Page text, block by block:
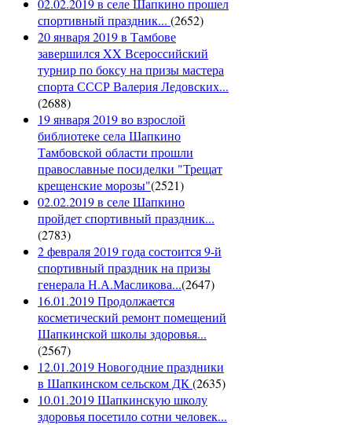
02.02.2019 в селе Шапкино прошел
спортивный праздник... (2652)
20 января 2019 в Тамбове
завершился XX Всероссийский
турнир по боксу на призы мастера
спорта СССР Валерия Ледовских...
(2688)
19 января 2019 во взрослой
библиотеке села Шапкино
Тамбовской области прошли
православные посиделки "Трещат
крещенские морозы"(2521)
02.02.2019 в селе Шапкино
пройдет спортивный праздник...
(2783)
2 февраля 2019 года состоится 9-й
спортивный праздник на призы
генерала Н.А.Масликова...(2647)
16.01.2019 Продолжается
косметический ремонт помещений
Шапкинской школы здоровья...
(2567)
12.01.2019 Новогодние праздники
в Шапкинском сельском ДК(2635)
10.01.2019 Шапкинскую школу
здоровья посетило сотни человек...